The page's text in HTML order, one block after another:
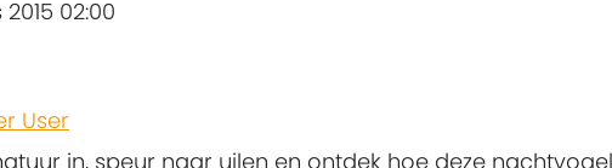
02:00
User
in, speur naar uilen en ontdek hoe deze